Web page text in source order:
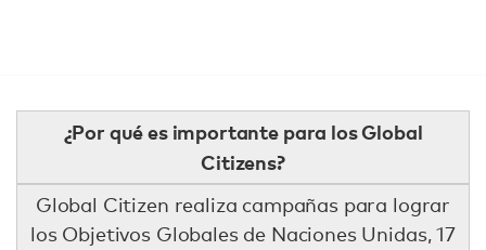
¿Por qué es importante para los Global
Citizens?
Global Citizen realiza campañas para lograr
los Objetivos Globales de Naciones Unidas, 17